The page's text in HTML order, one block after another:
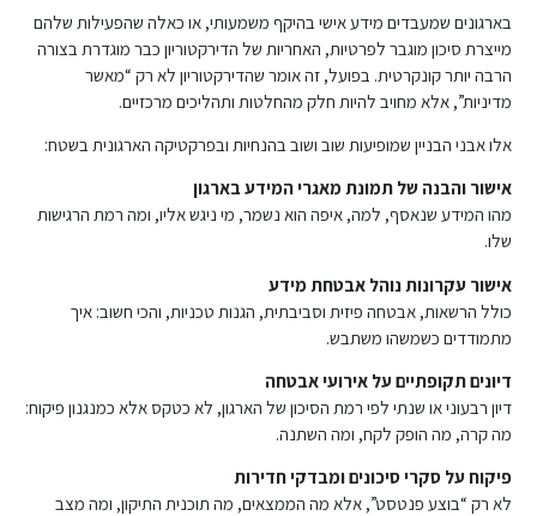
בארגונים שמעבדים מידע אישי בהיקף משמעותי, או כאלה שהפעילות שלהם
מייצרת סיכון מוגבר לפרטיות, האחריות של הדירקטוריון כבר מוגדרת בצורה
הרבה יותר קונקרטית. בפועל, זה אומר שהדירקטוריון לא רק “מאשר
מדיניות”, אלא מחויב להיות חלק מהחלטות ותהליכים מרכזיים.
אלו אבני הבניין שמופיעות שוב ושוב בהנחיות ובפרקטיקה הארגונית בשטח:
אישור והבנה של תמונת מאגרי המידע בארגון
מהו המידע שנאסף, למה, איפה הוא נשמר, מי ניגש אליו, ומה רמת הרגישות
שלו.
אישור עקרונות נוהל אבטחת מידע
כולל הרשאות, אבטחה פיזית וסביבתית, הגנות טכניות, והכי חשוב: איך
מתמודדים כשמשהו משתבש.
דיונים תקופתיים על אירועי אבטחה
דיון רבעוני או שנתי לפי רמת הסיכון של הארגון, לא כטקס אלא כמנגנון פיקוח:
מה קרה, מה הופק לקח, ומה השתנה.
פיקוח על סקרי סיכונים ומבדקי חדירות
לא רק “בוצע פנטסט”, אלא מה הממצאים, מה תוכנית התיקון, ומה מצב